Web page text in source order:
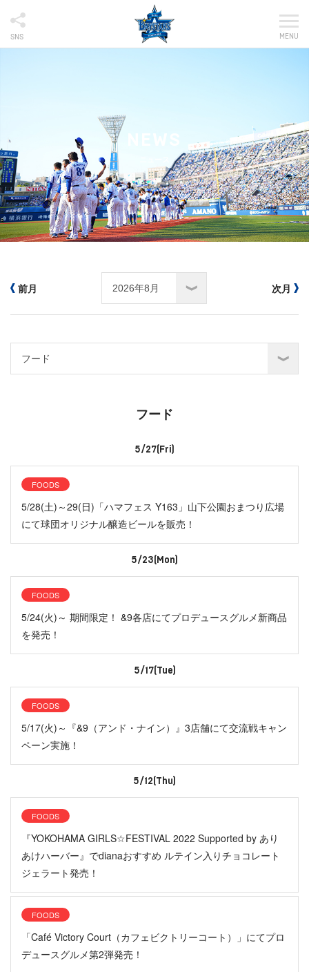
SNS MENU
NEWS
前月 次月
フード
5/27(Fri)
FOODS
5/28(土)～29(日)「ハマフェス Y163」山下公園おまつり広場
にて球団オリジナル醸造ビールを販売！
5/23(Mon)
FOODS
5/24(火)～ 期間限定！ &9各店にてプロデュースグルメ新商品
を発売！
5/17(Tue)
FOODS
5/17(火)～『&9（アンド・ナイン）』3店舗にて交流戦キャン
ペーン実施！
5/12(Thu)
FOODS
『YOKOHAMA GIRLS☆FESTIVAL 2022 Supported by あり
あけハーバー』でdianaおすすめ ルテイン入りチョコレート
ジェラート発売！
FOODS
「Café Victory Court（カフェビクトリーコート）」にてプロ
デュースグルメ第2弾発売！